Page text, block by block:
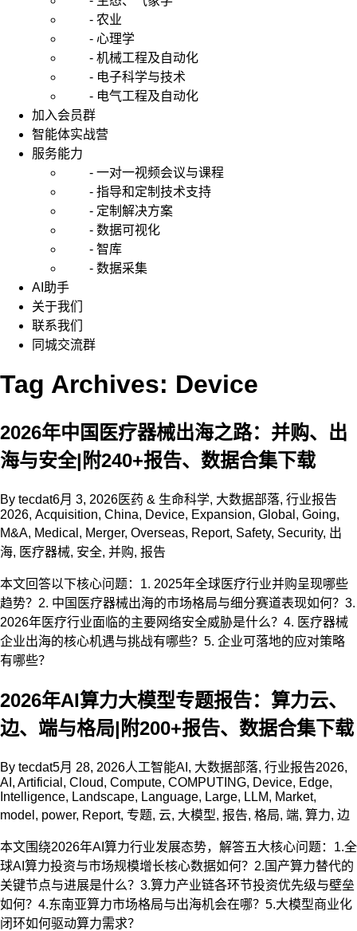
- 农业
- 心理学
- 机械工程及自动化
- 电子科学与技术
- 电气工程及自动化
加入会员群
智能体实战营
服务能力
- 一对一视频会议与课程
- 指导和定制技术支持
- 定制解决方案
- 数据可视化
- 智库
- 数据采集
AI助手
关于我们
联系我们
同城交流群
Tag Archives: Device
2026年中国医疗器械出海之路：并购、出
海与安全|附240+报告、数据合集下载
By tecdat6月 3, 2026医药 & 生命科学, 大数据部落, 行业报告
2026, Acquisition, China, Device, Expansion, Global , Going,
M&A, Medical , Merger, Overseas, Report, Safety, Security, 出
海, 医疗器械, 安全, 并购, 报告
本文回答以下核心问题：1. 2025年全球医疗行业并购呈现哪些
趋势？2. 中国医疗器械出海的市场格局与细分赛道表现如何？3.
2026年医疗行业面临的主要网络安全威胁是什么？4. 医疗器械
企业出海的核心机遇与挑战有哪些？5. 企业可落地的应对策略
有哪些？
2026年AI算力大模型专题报告：算力云、
边、端与格局|附200+报告、数据合集下载
By tecdat5月 28, 2026人工智能AI , 大数据部落, 行业报告2026,
AI , Artificial , Cloud, Compute, COMPUTING, Device, Edge,
Intelligence, Landscape, Language, Large, LLM, Market,
model , power, Report, 专题, 云, 大模型, 报告, 格局, 端, 算力, 边
本文围绕2026年AI算力行业发展态势，解答五大核心问题：1.全
球AI算力投资与市场规模增长核心数据如何？2.国产算力替代的
关键节点与进展是什么？3.算力产业链各环节投资优先级与壁垒
如何？4.东南亚算力市场格局与出海机会在哪？5.大模型商业化
闭环如何驱动算力需求？